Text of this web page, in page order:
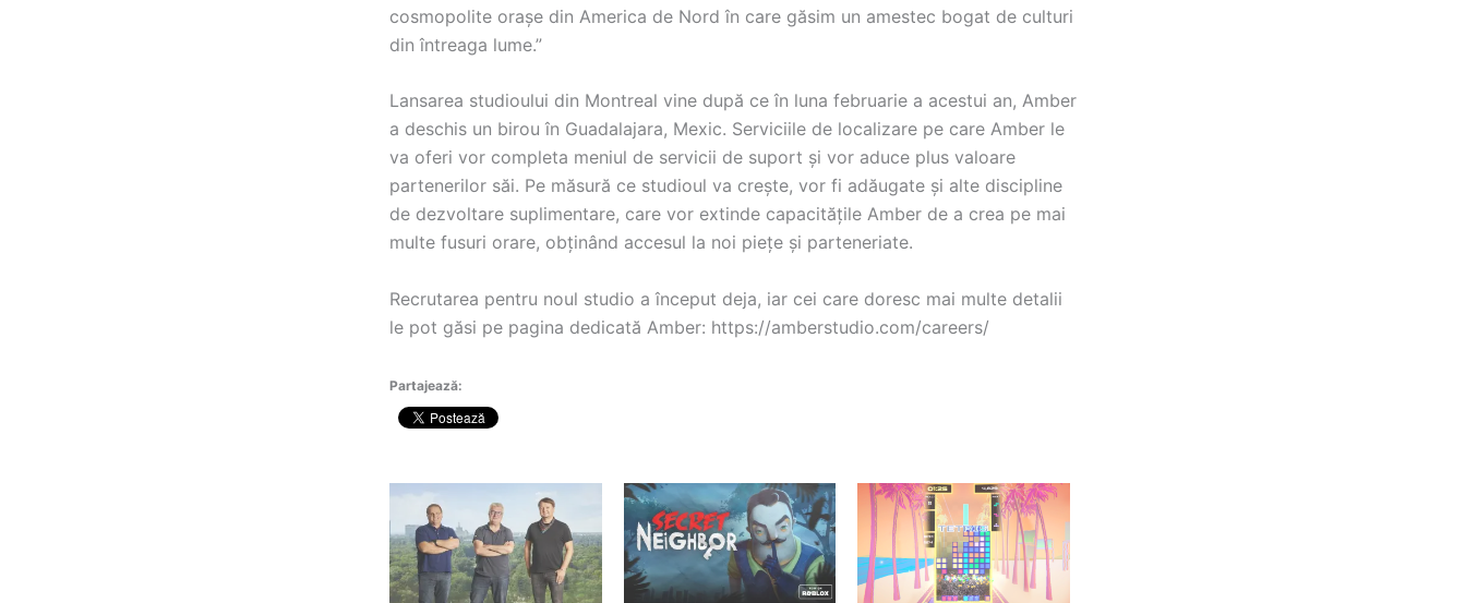
cosmopolite orașe din America de Nord în care găsim un amestec bogat de culturi
din întreaga lume.”
Lansarea studioului din Montreal vine după ce în luna februarie a acestui an, Amber
a deschis un birou în Guadalajara, Mexic. Serviciile de localizare pe care Amber le
va oferi vor completa meniul de servicii de suport și vor aduce plus valoare
partenerilor săi. Pe măsură ce studioul va crește, vor fi adăugate și alte discipline
de dezvoltare suplimentare, care vor extinde capacitățile Amber de a crea pe mai
multe fusuri orare, obținând accesul la noi piețe și parteneriate.
Recrutarea pentru noul studio a început deja, iar cei care doresc mai multe detalii
le pot găsi pe pagina dedicată Amber: https://amberstudio.com/careers/
Partajează: